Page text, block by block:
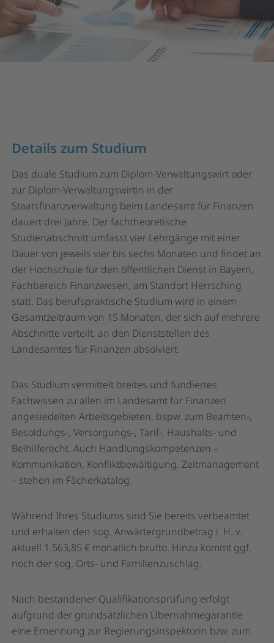
Details zum Studium
Das duale Studium zum Diplom-Verwaltungswirt oder
zur Diplom-Verwaltungswirtin in der
Staatsfinanzverwaltung beim Landesamt für Finanzen
dauert drei Jahre. Der fachtheoretische
Studienabschnitt umfasst vier Lehrgänge mit einer
Dauer von jeweils vier bis sechs Monaten und findet an
der Hochschule für den öffentlichen Dienst in Bayern,
Fachbereich Finanzwesen, am Standort Herrsching
statt. Das berufspraktische Studium wird in einem
Gesamtzeitraum von 15 Monaten, der sich auf mehrere
Abschnitte verteilt, an den Dienststellen des
Landesamtes für Finanzen absolviert.
Das Studium vermittelt breites und fundiertes
Fachwissen zu allen im Landesamt für Finanzen
angesiedelten Arbeitsgebieten, bspw. zum Beamten-,
Besoldungs-, Versorgungs-, Tarif-, Haushalts- und
Beihilferecht. Auch Handlungskompetenzen –
Kommunikation, Konfliktbewältigung, Zeitmanagement
– stehen im Fächerkatalog.
Während Ihres Studiums sind Sie bereits verbeamtet
und erhalten den sog. Anwärtergrundbetrag i. H. v.
aktuell 1.563,85 € monatlich brutto. Hinzu kommt ggf.
noch der sog. Orts- und Familienzuschlag.
Nach bestandener Qualifikationsprüfung erfolgt
aufgrund der grundsätzlichen Übernahmegarantie
eine Ernennung zur Regierungsinspektorin bzw. zum